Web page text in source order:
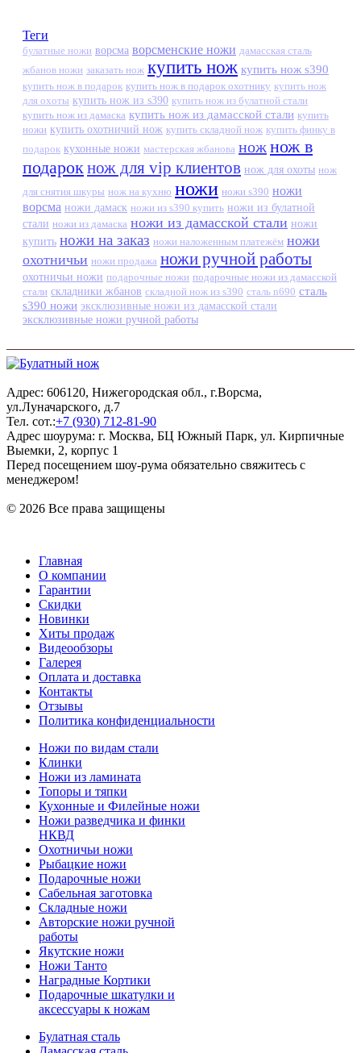
Теги
булатные ножи ворсма ворсменские ножи дамасская сталь
жбанов ножи заказать нож купить нож купить нож s390
купить нож в подарок купить нож в подарок охотнику купить нож
для охоты купить нож из s390 купить нож из булатной стали
купить нож из дамаска купить нож из дамасской стали купить
ножи купить охотничий нож купить складной нож купить финку в
подарок кухонные ножи мастерская жбанова ножнож в
подарокнож для vip клиентов нож для охоты нож
для снятия шкуры нож на кухню ножи ножи s390 ножи
ворсма ножи дамаск ножи из s390 купить ножи из булатной
стали ножи из дамаска ножи из дамасской стали ножи
купить ножи на заказ ножи наложенным платежём ножи
охотничьи ножи продажа ножи ручной работы
охотничьи ножи подарочные ножи подарочные ножи из дамасской
стали складники жбанов складной нож из s390 сталь n690 сталь
s390 ножи эксклюзивные ножи из дамасской стали
эксклюзивные ножи ручной работы
Адрес: 606120, Нижегородская обл., г.Ворсма,
ул.Луначарского, д.7
Тел. сот.:+7 (930) 712-81-90
Адрес шоурума: г. Москва, БЦ Южный Парк, ул. Кирпичные
Выемки, 2, корпус 1
Перед посещением шоу-рума обязательно свяжитесь с
менеджером!
© 2026 Все права защищены
Главная
О компании
Гарантии
Скидки
Новинки
Хиты продаж
Видеообзоры
Галерея
Оплата и доставка
Контакты
Отзывы
Политика конфиденциальности
Ножи по видам стали
Клинки
Ножи из ламината
Топоры и тяпки
Кухонные и Филейные ножи
Ножи разведчика и финки
НКВД
Охотничьи ножи
Рыбацкие ножи
Подарочные ножи
Сабельная заготовка
Складные ножи
Авторские ножи ручной
работы
Якутские ножи
Ножи Танто
Наградные Кортики
Подарочные шкатулки и
аксессуары к ножам
Булатная сталь